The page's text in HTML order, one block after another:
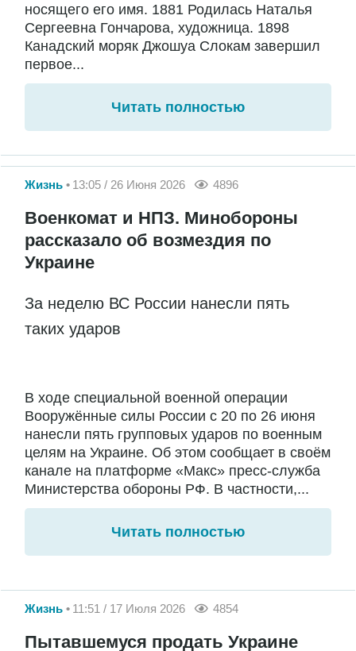
носящего его имя. 1881 Родилась Наталья
Сергеевна Гончарова, художница. 1898
Канадский моряк Джошуа Слокам завершил
первое...
Читать полностью
Жизнь 13:05 / 26 Июня 2026 4896
Военкомат и НПЗ. Минобороны
рассказало об возмездия по
Украине
За неделю ВС России нанесли пять
таких ударов
В ходе специальной военной операции
Вооружённые силы России с 20 по 26 июня
нанесли пять групповых ударов по военным
целям на Украине. Об этом сообщает в своём
канале на платформе «Макс» пресс-служба
Министерства обороны РФ. В частности,...
Читать полностью
Жизнь 11:51 / 17 Июля 2026 4854
Пытавшемуся продать Украине